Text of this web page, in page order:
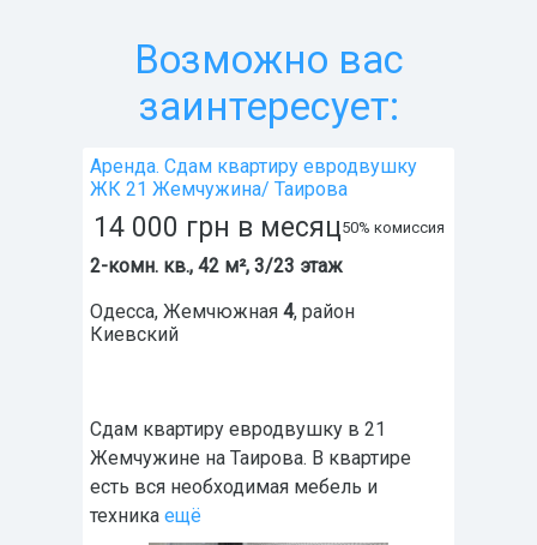
Возможно вас
заинтересует:
Аренда. Сдам квартиру евродвушку
ЖК 21 Жемчужина/ Таирова
14 000 грн в месяц50% комиссия
2-комн. кв., 42 м², 3/23 этаж
Одесса, Жемчюжная 4, район
Киевский
Сдам квартиру евродвушку в 21
Жемчужине на Таирова. В квартире
есть вся необходимая мебель и
техника ещё